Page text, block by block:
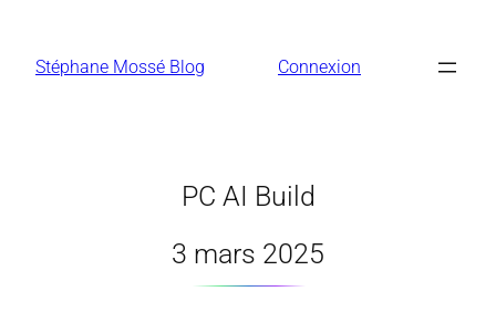
contenu
Stéphane Mossé Blog Connexion
PC AI Build
3 mars 2025